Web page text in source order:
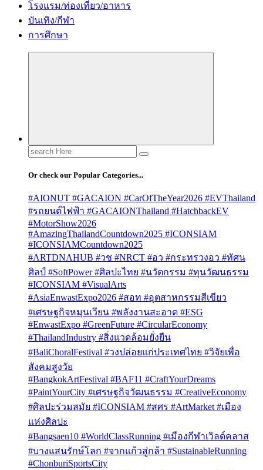
โรงแรม/ท่องเที่ยว/อาหาร
บันเทิง/กีฬา
การศึกษา
Search
for:
Or check our Popular Categories...
#AIONUT #GACAION #CarOfTheYear2026 #EVThailand
#รถยนต์ไฟฟ้า #GACAIONThailand #HatchbackEV
#MotorShow2026
#AmazingThailandCountdown2025 #ICONSIAM
#ICONSIAMCountdown2025
#ARTDNAHUB #วช #NRCT #อว #กระทรวงอว #ทัศน
ศิลป์ #SoftPower #ศิลปะไทย #นวัตกรรม #ทุนวัฒนธรรม
#ICONSIAM #VisualArts
#AsiaEnwastExpo2026 #สอท #อุตสาหกรรมสีเขียว
#เศรษฐกิจหมุนเวียน #พลังงานสะอาด #ESG
#EnwastExpo #GreenFuture #CircularEconomy
#ThailandIndustry #สิ่งแวดล้อมยั่งยืน
#BaliChoralFestival #วงปล่อยแก่ประเทศไทย #วิจัยเพื่อ
สังคมสูงวัย
#BangkokArtFestival #BAF11 #CraftYourDreams
#PaintYourCity #เศรษฐกิจวัฒนธรรม #CreativeEconomy
#ศิลปะร่วมสมัย #ICONSIAM #สศร #ArtMarket #เมือง
แห่งศิลปะ
#Bangsaen10 #WorldClassRunning #เมืองกีฬาเวิลด์คลาส
#บางแสนรักษ์โลก #จากแก้วสู่กล้า #SustainableRunning
#ChonburiSportsCity